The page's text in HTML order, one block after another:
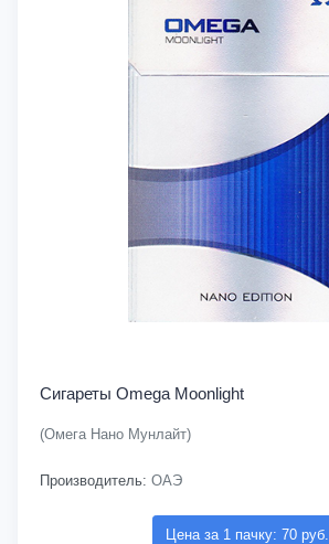
Сигареты Omega Moonlight
(Омега Нано Мунлайт)
Производитель: ОАЭ
Цена за 1 пачку: 70 руб.